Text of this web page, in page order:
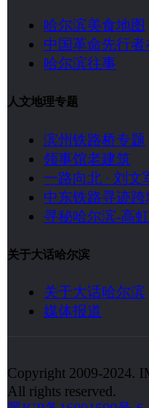
哈尔滨美食地图
中国革命先行
哈尔滨往事
人文地理专题
滨州铁路桥专题
领事馆老建筑
一路向北 · 刘文
中东铁路寻迹
寻秘哈尔滨-高
关于大话哈尔滨
关于大话哈尔滨
媒体报道
Copyright 2009-
All rights reserved.